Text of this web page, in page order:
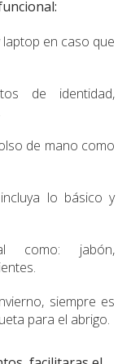
en caso que
de identidad,
de mano como
lo básico y
como: jabón,
siempre es
para el abrigo.